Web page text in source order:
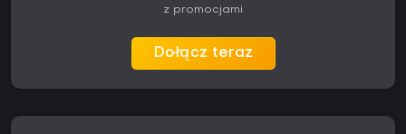
z promocjami
Dołącz teraz